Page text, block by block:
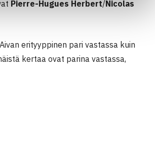
Pierre-Hugues Herbert/Nicolas
erityyppinen pari vastassa kuin
kertaa ovat parina vastassa,